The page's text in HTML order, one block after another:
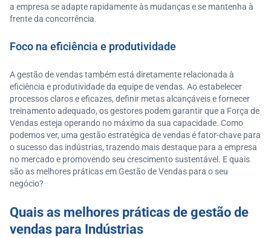
a empresa se adapte rapidamente às mudanças e se mantenha à
frente da concorrência.
Foco na eficiência e produtividade
A gestão de vendas também está diretamente relacionada à
eficiência e produtividade da equipe de vendas. Ao estabelecer
processos claros e eficazes, definir metas alcançáveis e fornecer
treinamento adequado, os gestores podem garantir que a Força de
Vendas esteja operando no máximo da sua capacidade. Como
podemos ver, uma gestão estratégica de vendas é fator-chave para
o sucesso das indústrias, trazendo mais destaque para a empresa
no mercado e promovendo seu crescimento sustentável. E quais
são as melhores práticas em Gestão de Vendas para o seu
negócio?
Quais as melhores práticas de gestão de
vendas para Indústrias